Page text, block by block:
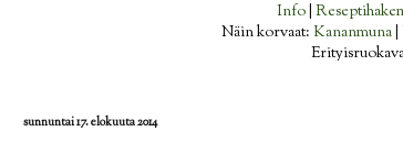
Info
Näin korvaat: Kananmuna
sunnuntai 17. elokuuta 2014